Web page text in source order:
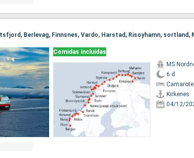
Comidas incluidas
MS
6 d
Kirkenes
04/12/